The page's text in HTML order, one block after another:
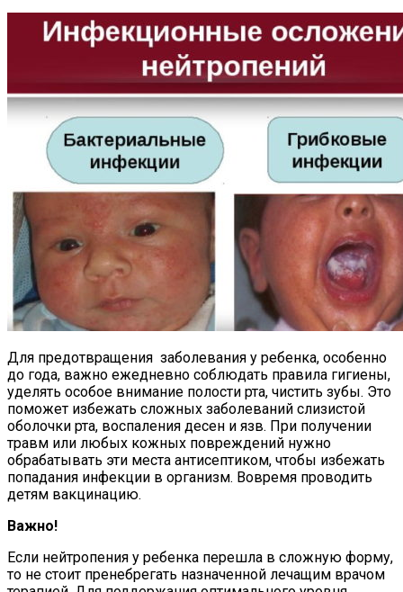
Для предотвращения заболевания у ребенка, особенно
до года, важно ежедневно соблюдать правила гигиены,
уделять особое внимание полости рта, чистить зубы. Это
поможет избежать сложных заболеваний слизистой
оболочки рта, воспаления десен и язв. При получении
травм или любых кожных повреждений нужно
обрабатывать эти места антисептиком, чтобы избежать
попадания инфекции в организм. Вовремя проводить
детям вакцинацию.
Важно!
Если нейтропения у ребенка перешла в сложную форму,
то не стоит пренебрегать назначенной лечащим врачом